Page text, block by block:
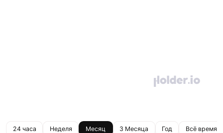
24 часа Неделя Месяц 3 Месяца Год Всё время